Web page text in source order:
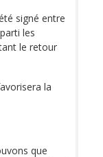
signé entre
les
le retour
la
que